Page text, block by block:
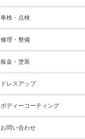
車検・点検
修理・整備
板金・塗装
ドレスアップ
ボディーコーティング
お問い合わせ